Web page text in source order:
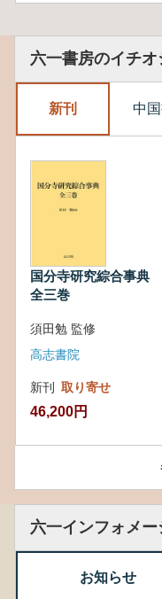
六一書房のイチオ
新刊 中
国分寺研究綜合事典
全三巻
須田勉 監修
高志書院
新刊 取り寄せ
46,200円
六一インフォメー
お知らせ